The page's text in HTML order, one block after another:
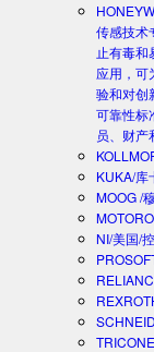
传感技术
止有毒
应用，可
验和对创
可靠性标
员、财产
KUKA/库
MOOG /
NI/美国/